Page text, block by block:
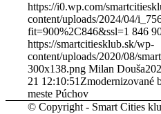
https://i0.wp.com/
content/uploads/2024/04/
fit=900%2C846&ssl=1 846
https://smartcitiesklub.sk/wp-
content/uploads/2020/08/
300x138.png Milan Douša
21 12:10:51 Zmodernizované
meste Púchov
© Copyright - Smart Cities